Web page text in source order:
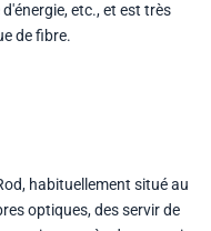
etc., et est très
de fibre.
, habituellement situé au
optiques, des servir de